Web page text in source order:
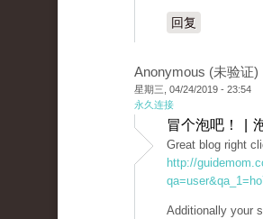
回复
Anonymous (未验证)
星期三, 04/24/2019 - 23:54
永久连接
冒个泡吧！ |
Great blog right
http://
Additionally your